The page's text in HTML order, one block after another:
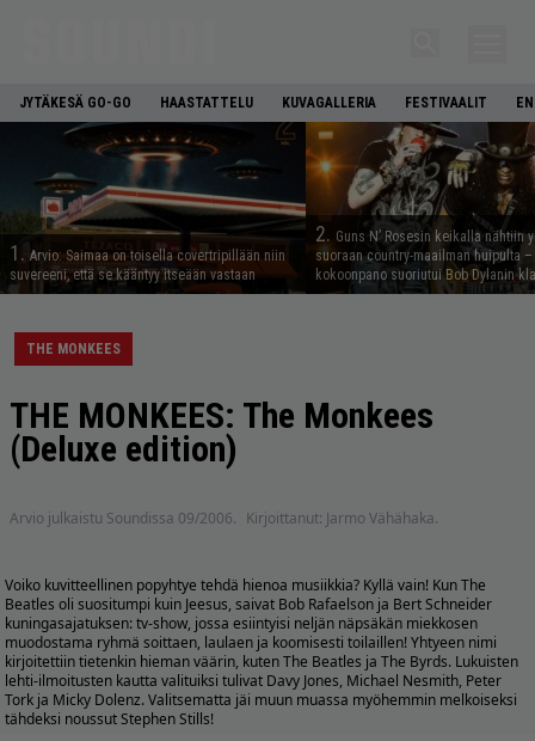
JYTÄKESÄ GO-GO HAASTATTELU KUVAGALLERIA FESTIVAALIT
1. Arvio: Saimaa on toisella covertripillään niin
suvereeni, että se kääntyy itseään vastaan
2. Guns N’ Rosesin keikalla nähtiin
suoraan country-maailman huipulta
kokoonpano suoriutui Bob Dylanin
THE MONKEES
THE MONKEES: The Monkees
(Deluxe edition)
Arvio julkaistu Soundissa 09/2006. Kirjoittanut: Jarmo Vähähaka.
Voiko kuvitteellinen popyhtye tehdä hienoa musiikkia? Kyllä vain! Kun The
Beatles oli suositumpi kuin Jeesus, saivat Bob Rafaelson ja Bert Schneider
kuningasajatuksen: tv-show, jossa esiintyisi neljän näpsäkän miekkosen
muodostama ryhmä soittaen, laulaen ja koomisesti toilaillen! Yhtyeen nimi
kirjoitettiin tietenkin hieman väärin, kuten The Beatles ja The Byrds. Lukuisten
lehti-ilmoitusten kautta valituiksi tulivat Davy Jones, Michael Nesmith, Peter
Tork ja Micky Dolenz. Valitsematta jäi muun muassa myöhemmin melkoiseksi
tähdeksi noussut Stephen Stills!